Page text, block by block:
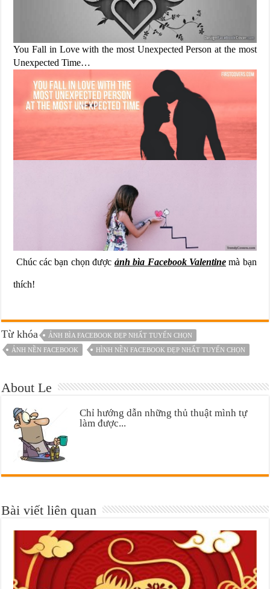
You Fall in Love with the most Unexpected Person at the most
Unexpected Time…
Chúc các bạn chọn được ảnh bìa Facebook Valentinemà bạn
thích!
Từ khóa
ẢNH BÌA FACEBOOK ĐẸP NHẤT TUYỂN CHỌN
ẢNH NỀN FACEBOOK
HÌNH NỀN FACEBOOK ĐẸP NHẤT TUYỂN CHỌN
About Le
Chỉ hướng dẫn những thủ thuật mình tự
làm được...
Bài viết liên quan